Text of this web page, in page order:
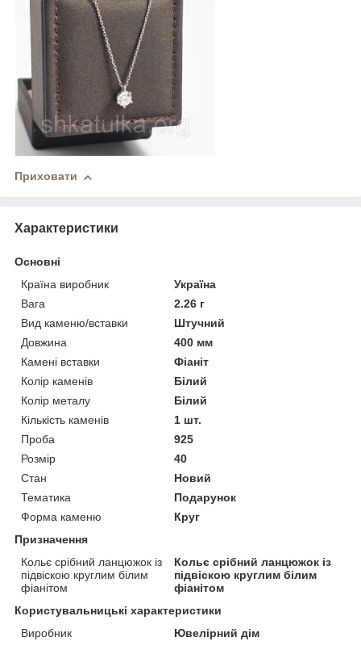
Приховати
Характеристики
Основні
Країна виробник
Україна
Вага
2.26 г
Вид каменю/вставки
Штучний
Довжина
400 мм
Камені вставки
Фіаніт
Колір каменів
Білий
Колір металу
Білий
Кількість каменів
1 шт.
Проба
925
Розмір
40
Стан
Новий
Тематика
Подарунок
Форма каменю
Круг
Призначення
Кольє срібний ланцюжок із
підвіскою круглим білим
фіанітом
Кольє срібний ланцюжок із
підвіскою круглим білим
фіанітом
Користувальницькі характеристики
Виробник
Ювелірний дім